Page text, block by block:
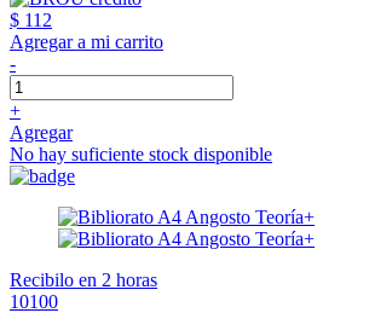
$ 112
Agregar a mi carrito
-
+
Agregar
No hay suficiente stock disponible
Recibilo en 2 horas
10100